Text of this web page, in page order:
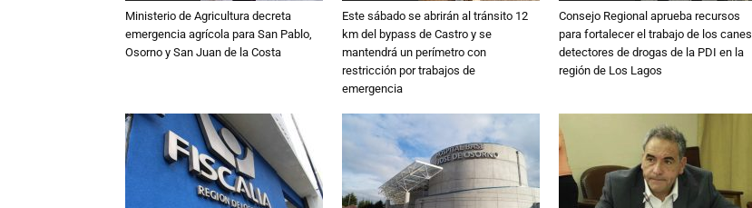
Ministerio de Agricultura decreta
emergencia agrícola para San Pablo,
Osorno y San Juan de la Costa
Este sábado se abrirán al tránsito 12
km del bypass de Castro y se
mantendrá un perímetro con
restricción por trabajos de
emergencia
Consejo Regional aprueba recursos
para fortalecer el trabajo de los canes
detectores de drogas de la PDI en la
región de Los Lagos